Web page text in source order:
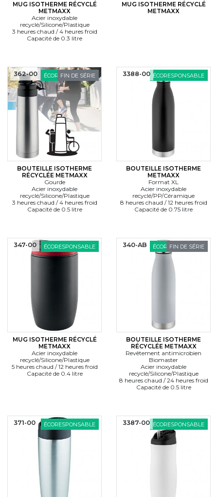
MUG ISOTHERME RÉCYCLÉ
METMAXX
Acier inoxydable
recyclé/Silicone/Plastique
3 heures chaud / 4 heures froid
Capacité de 0.3 litre
MUG ISOTHERME RÉCYCLÉ
METMAXX
ÉCORESPONSABLE
FIN DE SÉRIE
BOUTEILLE ISOTHERME
RÉCYCLÉE METMAXX
Gourde
Acier inoxydable
recyclé/Silicone/Plastique
3 heures chaud / 4 heures froid
Capacité de 0.5 litre
362-00 ÉCORESPONSABLE
BOUTEILLE ISOTHERME
METMAXX
Format XL
Acier inoxydable
recyclé/PP/Céramique
8 heures chaud / 12 heures froid
Capacité de 0.75 litre
3388-00
ÉCORESPONSABLE
MUG ISOTHERME RÉCYCLÉ
METMAXX
Acier inoxydable
recyclé/Silicone/Plastique
5 heures chaud / 12 heures froid
Capacité de 0.4 litre
347-00 ÉCORESPONSABLE
FIN DE SÉRIE
BOUTEILLE ISOTHERME
RÉCYCLÉE METMAXX
Revêtement antimicrobien
Biomaster
Acier inoxydable
recyclé/Silicone/Plastique
8 heures chaud / 24 heures froid
Capacité de 0.5 litre
340-AB
ÉCORESPONSABLE
371-00 ÉCORESPONSABLE
3387-00